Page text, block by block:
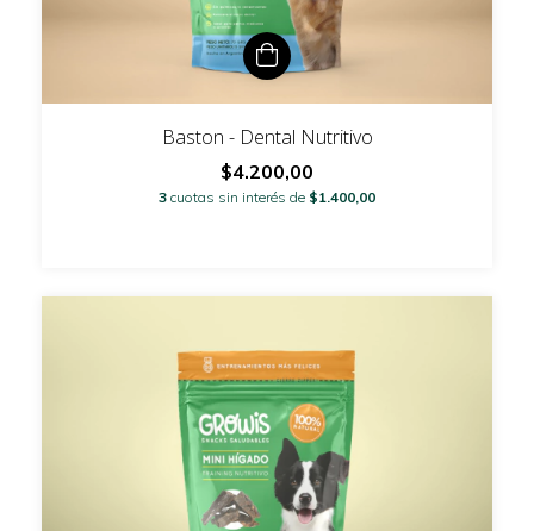
Baston - Dental Nutritivo
$4.200,00
3 cuotas sin interés de $1.400,00